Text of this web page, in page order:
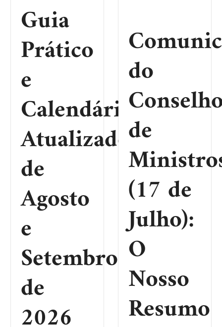
Guia
Prático
e
Calendário
Atualizado
de
Agosto
e
Setembro
de
do
de
(17 de
Julho):
O
Nosso
Resumo